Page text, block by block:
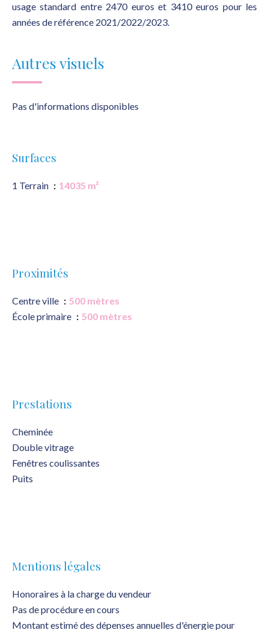
usage standard entre 2470 euros et 3410 euros pour les
années de référence 2021/2022/2023.
Autres visuels
Pas d'informations disponibles
Surfaces
1 Terrain 14035 m²
Proximités
Centre ville
500 mètres
École primaire
500 mètres
Prestations
Cheminée
Double vitrage
Fenêtres coulissantes
Puits
Mentions légales
Honoraires à la charge du vendeur
Pas de procédure en cours
Montant estimé des dépenses annuelles d'énergie pour